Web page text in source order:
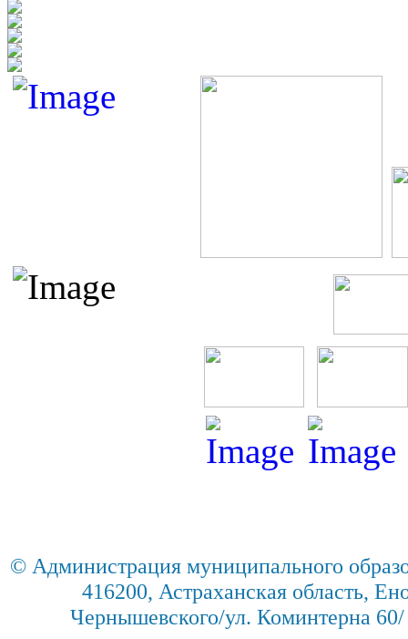
© Администрация муниципального
416200, Астраханская область,
Чернышевского/ул. Коминтерна